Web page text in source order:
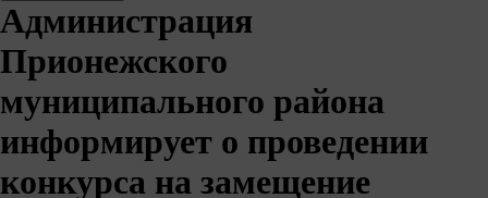
Администрация
Прионежского
муниципального района
информирует о проведении
конкурса на замещение